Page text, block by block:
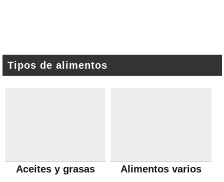
Tipos de alimentos
Aceites y grasas Alimentos varios